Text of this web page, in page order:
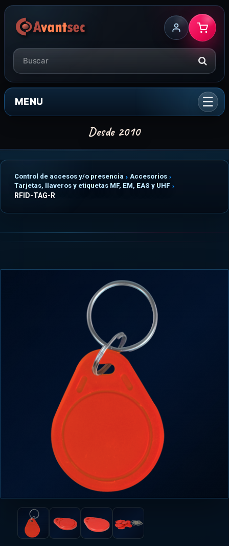
MENU
Control de accesos y/o presencia
Accesorios
Tarjetas, llaveros y etiquetas MF, EM, EAS y UHF
RFID-TAG-R